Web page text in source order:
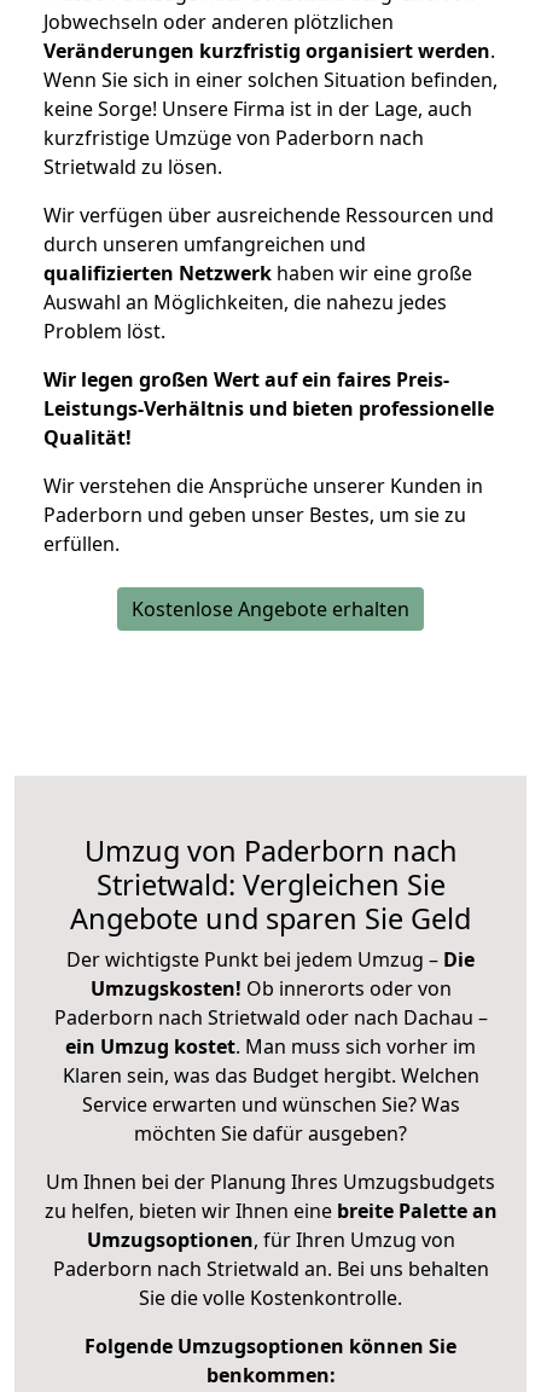
Jobwechseln oder anderen plötzlichen
Veränderungen kurzfristig organisiert werden.
Wenn Sie sich in einer solchen Situation befinden,
keine Sorge! Unsere Firma ist in der Lage, auch
kurzfristige Umzüge von Paderborn nach
Strietwald zu lösen.
Wir verfügen über ausreichende Ressourcen und
durch unseren umfangreichen und
qualifizierten Netzwerk haben wir eine große
Auswahl an Möglichkeiten, die nahezu jedes
Problem löst.
Wir legen großen Wert auf ein faires Preis-
Leistungs-Verhältnis und bieten professionelle
Qualität!
Wir verstehen die Ansprüche unserer Kunden in
Paderborn und geben unser Bestes, um sie zu
erfüllen.
Kostenlose Angebote erhalten
Umzug von Paderborn nach
Strietwald: Vergleichen Sie
Angebote und sparen Sie Geld
Der wichtigste Punkt bei jedem Umzug – Die
Umzugskosten! Ob innerorts oder von
Paderborn nach Strietwald oder nach Dachau –
ein Umzug kostet. Man muss sich vorher im
Klaren sein, was das Budget hergibt. Welchen
Service erwarten und wünschen Sie? Was
möchten Sie dafür ausgeben?
Um Ihnen bei der Planung Ihres Umzugsbudgets
zu helfen, bieten wir Ihnen eine breite Palette an
Umzugsoptionen, für Ihren Umzug von
Paderborn nach Strietwald an. Bei uns behalten
Sie die volle Kostenkontrolle.
Folgende Umzugsoptionen können Sie
benkommen: